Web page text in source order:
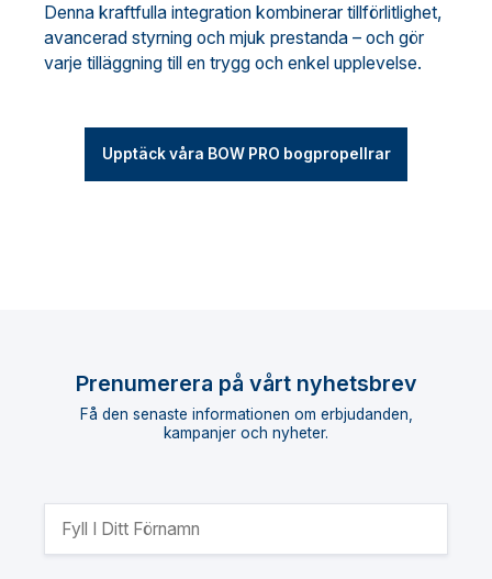
Denna kraftfulla integration kombinerar tillförlitlighet,
avancerad styrning och mjuk prestanda – och gör
varje tilläggning till en trygg och enkel upplevelse.
Upptäck våra BOW PRO bogpropellrar
Prenumerera på vårt nyhetsbrev
Få den senaste informationen om erbjudanden,
kampanjer och nyheter.